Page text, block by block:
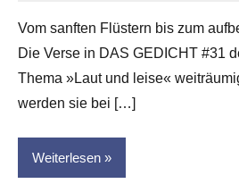
Hornauer
für
dasgedichtblog
Vom sanften Flüstern bis zum
Die Verse in DAS GEDICHT #31
Thema »Laut und leise«
werden sie bei […]
Weiterlesen